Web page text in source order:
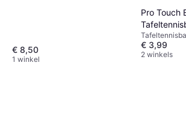
€ 8,50
1 winkel
Pro Touch
€ 3,99
2 winkels